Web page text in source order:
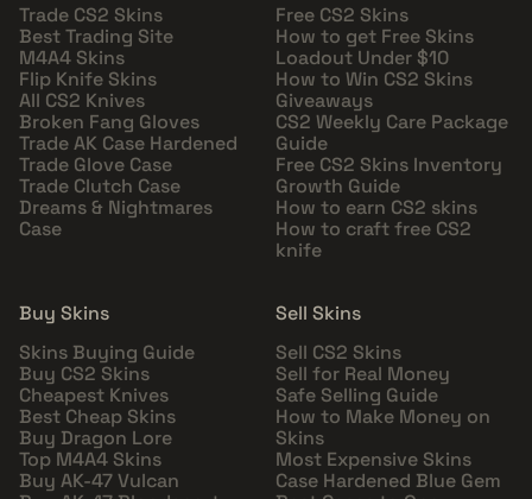
Trade CS2 Skins
Best Trading Site
M4A4 Skins
Flip Knife Skins
All CS2 Knives
Broken Fang Gloves
Trade AK Case Hardened
Trade Glove Case
Trade Clutch Case
Dreams & Nightmares
Case
Free CS2 Skins
How to get Free Skins
Loadout Under $10
How to Win CS2 Skins
Giveaways
CS2 Weekly Care Package
Guide
Free CS2 Skins Inventory
Growth Guide
How to earn CS2 skins
How to craft free CS2
knife
Buy Skins
Skins Buying Guide
Buy CS2 Skins
Cheapest Knives
Best Cheap Skins
Buy Dragon Lore
Top M4A4 Skins
Buy AK-47 Vulcan
Sell Skins
Sell CS2 Skins
Sell for Real Money
Safe Selling Guide
How to Make Money on
Skins
Most Expensive Skins
Case Hardened Blue Gem